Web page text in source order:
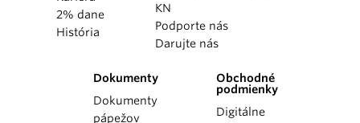
2% dane
História
KN
Podporte nás
Darujte nás
Dokumenty
Dokumenty
pápežov
Obchodné
podmienky
Digitálne